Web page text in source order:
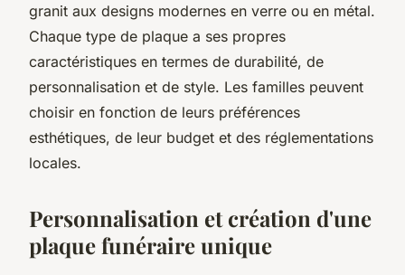
granit aux designs modernes en verre ou en métal.
Chaque type de plaque a ses propres
caractéristiques en termes de durabilité, de
personnalisation et de style. Les familles peuvent
choisir en fonction de leurs préférences
esthétiques, de leur budget et des réglementations
locales.
Personnalisation et création d'une
plaque funéraire unique